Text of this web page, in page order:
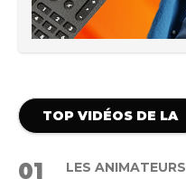
TOP VIDÉOS DE LA
01 LES ANIMATEURS